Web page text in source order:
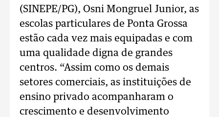
(SINEPE/PG), Osni Mongruel Junior, as
escolas particulares de Ponta Grossa
estão cada vez mais equipadas e com
uma qualidade digna de grandes
centros. “Assim como os demais
setores comerciais, as instituições de
ensino privado acompanharam o
crescimento e desenvolvimento